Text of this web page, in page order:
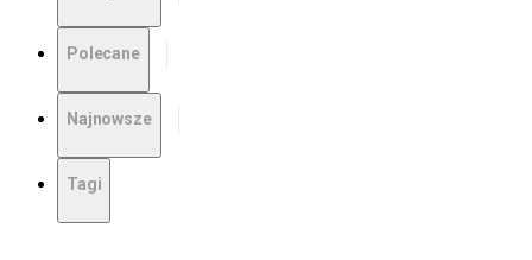
Polecane
Najnowsze
Tagi